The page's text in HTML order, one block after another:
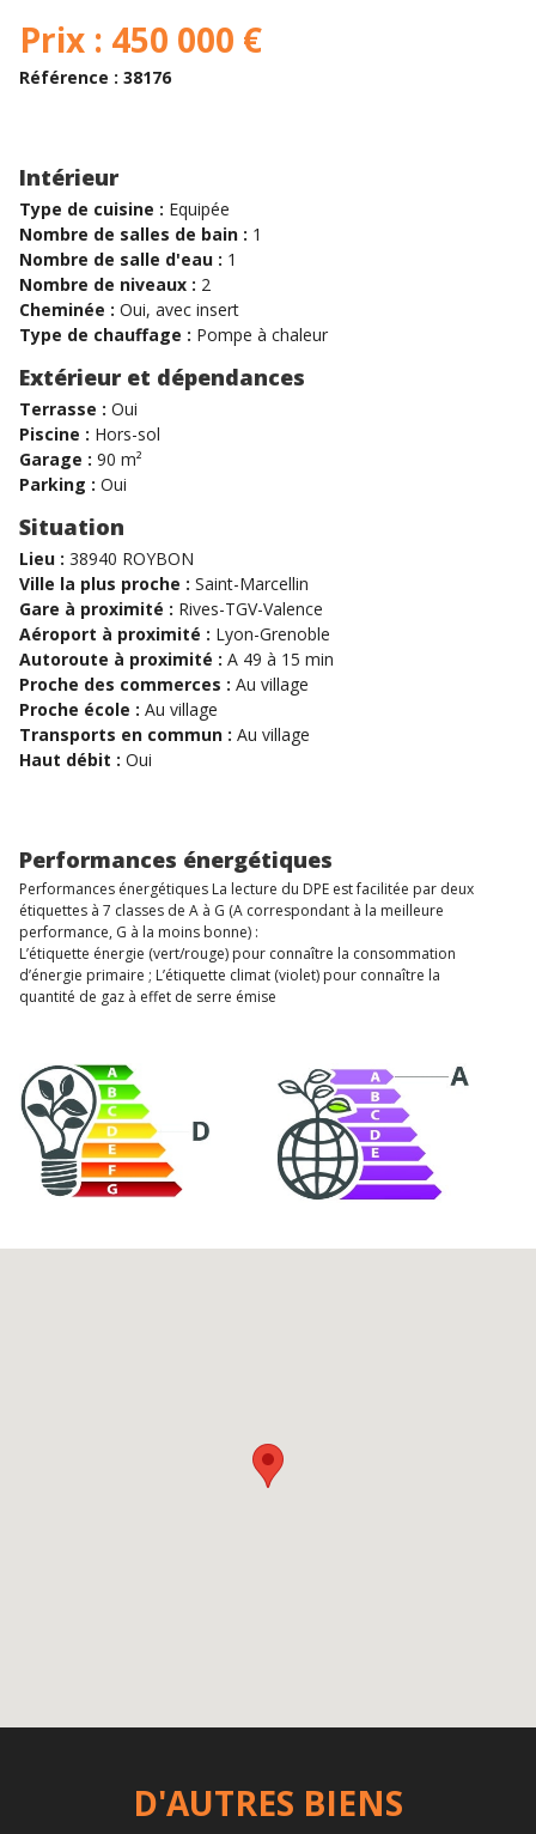
Prix : 450 000 €
Référence : 38176
Intérieur
Type de cuisine : Equipée
Nombre de salles de bain : 1
Nombre de salle d'eau : 1
Nombre de niveaux : 2
Cheminée : Oui, avec insert
Type de chauffage : Pompe à chaleur
Extérieur et dépendances
Terrasse : Oui
Piscine : Hors-sol
Garage : 90 m²
Parking : Oui
Situation
Lieu : 38940 ROYBON
Ville la plus proche : Saint-Marcellin
Gare à proximité : Rives-TGV-Valence
Aéroport à proximité : Lyon-Grenoble
Autoroute à proximité : A 49 à 15 min
Proche des commerces : Au village
Proche école : Au village
Transports en commun : Au village
Haut débit : Oui
Performances énergétiques
Performances énergétiques La lecture du DPE est facilitée par deux
étiquettes à 7 classes de A à G (A correspondant à la meilleure
performance, G à la moins bonne) :
L’étiquette énergie (vert/rouge) pour connaître la consommation
d’énergie primaire ; L’étiquette climat (violet) pour connaître la
quantité de gaz à effet de serre émise
D'AUTRES BIENS